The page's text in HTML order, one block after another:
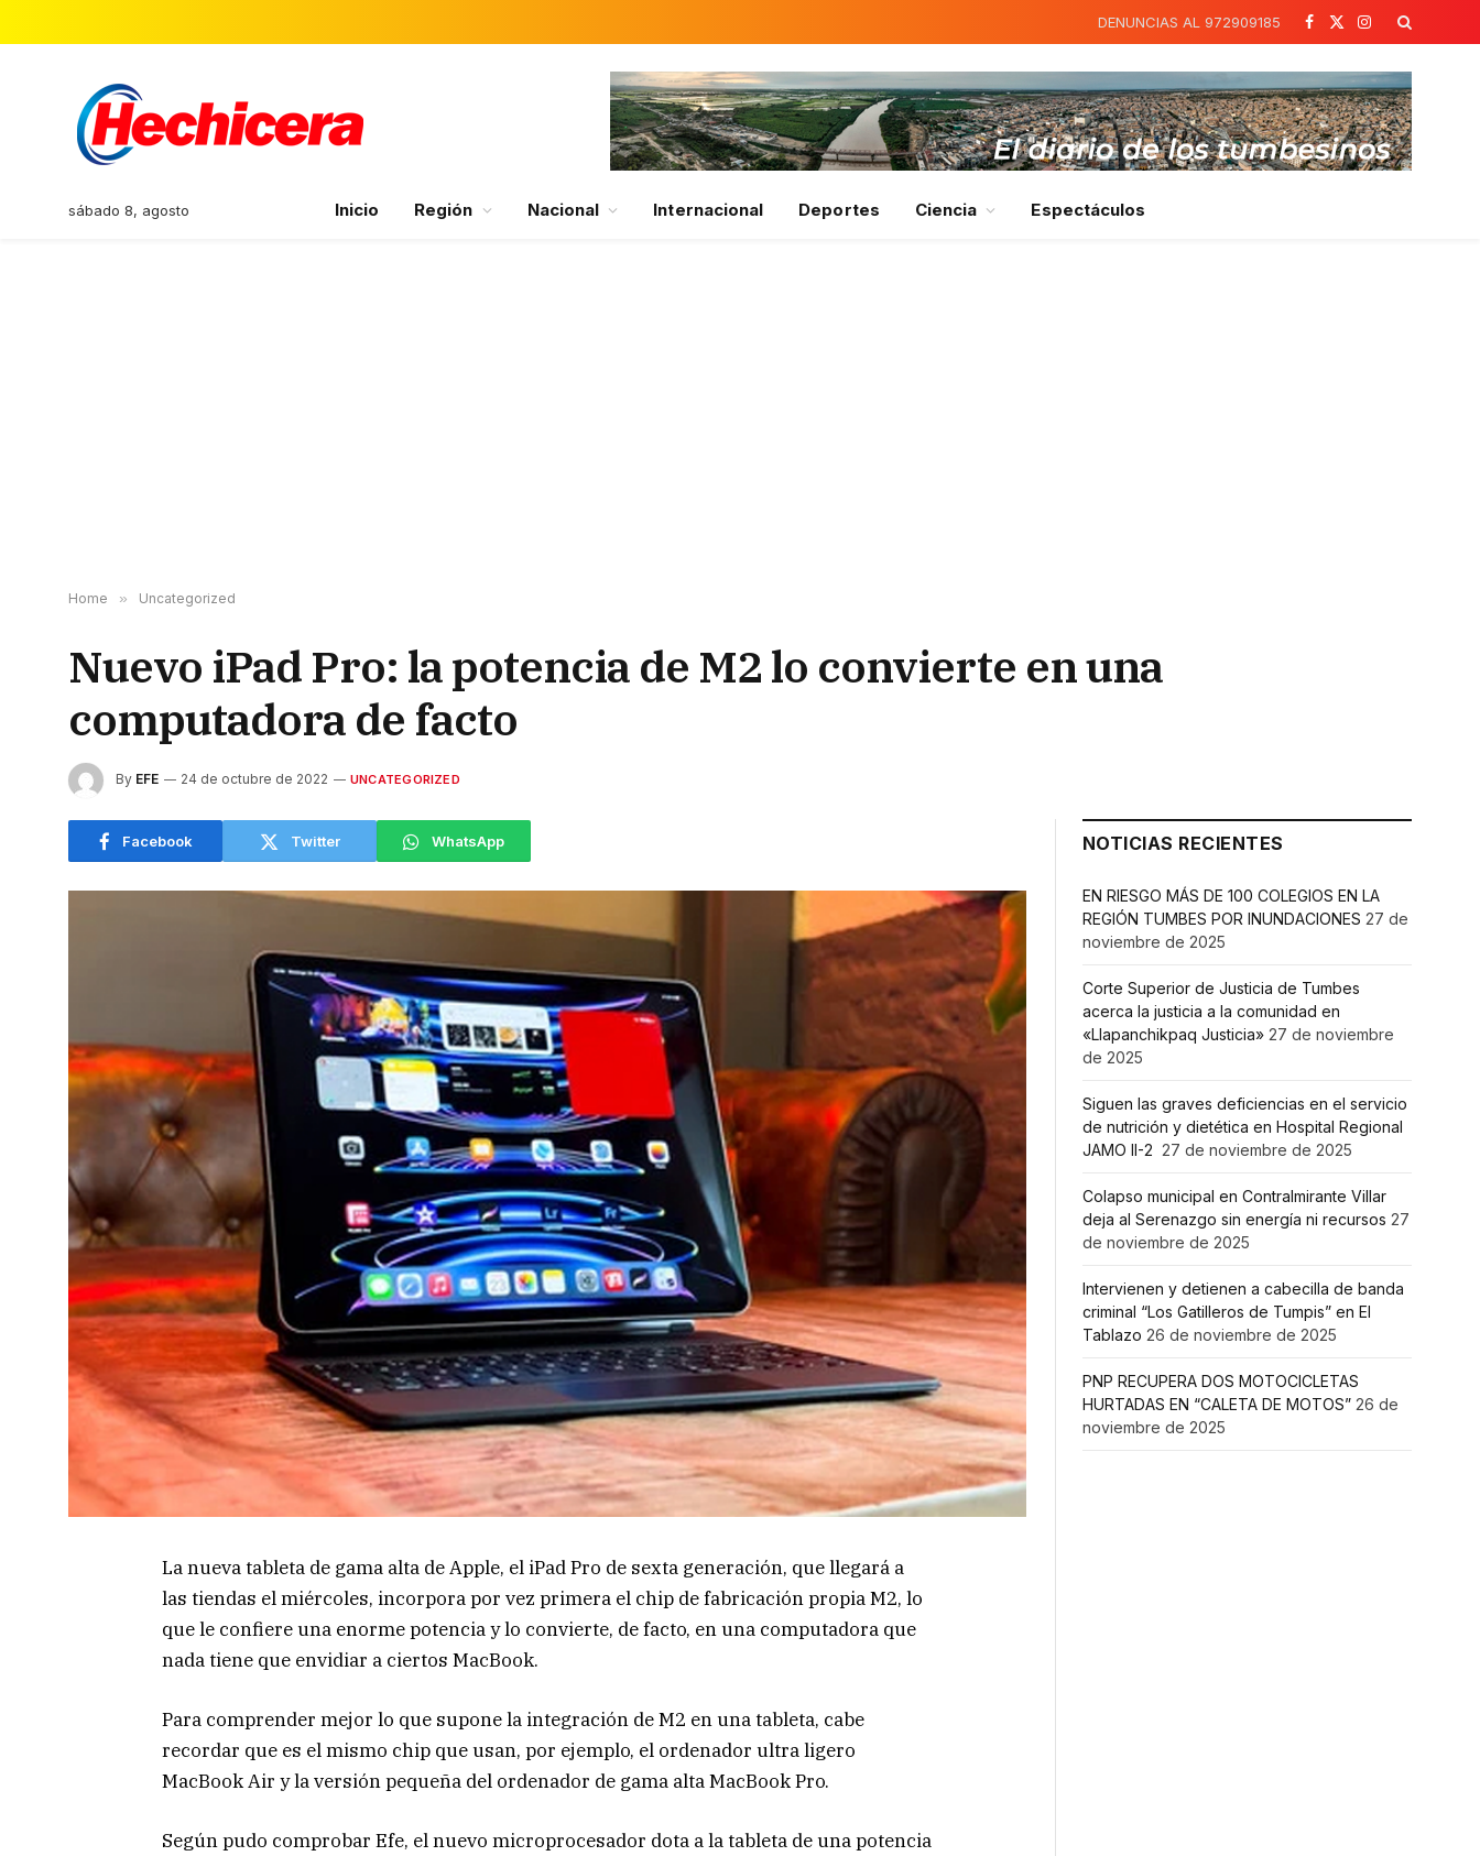
DENUNCIAS AL 972909185
Facebook
X
Instagram
sábado 8, agosto Inicio Región Nacional Internacional Deportes Ciencia Espectáculos
Home » Uncategorized
Nuevo iPad Pro: la potencia de M2 lo convierte en una
computadora de facto
By EFE 24 de octubre de 2022 UNCATEGORIZED
Facebook Twitter WhatsApp
La nueva tableta de gama alta de Apple, el iPad Pro de sexta generación, que llegará a
las tiendas el miércoles, incorpora por vez primera el chip de fabricación propia M2, lo
que le confiere una enorme potencia y lo convierte, de facto, en una computadora que
nada tiene que envidiar a ciertos MacBook.
Para comprender mejor lo que supone la integración de M2 en una tableta, cabe
recordar que es el mismo chip que usan, por ejemplo, el ordenador ultra ligero
MacBook Air y la versión pequeña del ordenador de gama alta MacBook Pro.
Según pudo comprobar Efe, el nuevo microprocesador dota a la tableta de una potencia
NOTICIAS RECIENTES
EN RIESGO MÁS DE 100 COLEGIOS EN LA
REGIÓN TUMBES POR INUNDACIONES 27 de
noviembre de 2025
Corte Superior de Justicia de Tumbes
acerca la justicia a la comunidad en
«Llapanchikpaq Justicia» 27 de noviembre
de 2025
Siguen las graves deficiencias en el servicio
de nutrición y dietética en Hospital Regional
JAMO II-2 27 de noviembre de 2025
Colapso municipal en Contralmirante Villar
deja al Serenazgo sin energía ni recursos 27
de noviembre de 2025
Intervienen y detienen a cabecilla de banda
criminal “Los Gatilleros de Tumpis” en El
Tablazo 26 de noviembre de 2025
PNP RECUPERA DOS MOTOCICLETAS
HURTADAS EN “CALETA DE MOTOS” 26 de
noviembre de 2025